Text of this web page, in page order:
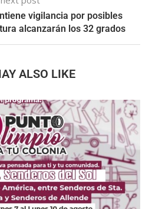
vigilancia por posibles
alcanzarán los 32 grados
ALSO LIKE